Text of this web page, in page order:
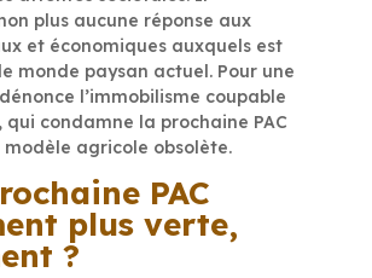
plus aucune réponse aux
et économiques auxquels est
monde paysan actuel. Pour une
l’immobilisme coupable
qui condamne la prochaine PAC
modèle agricole obsolète.
PAC
plus verte,
?